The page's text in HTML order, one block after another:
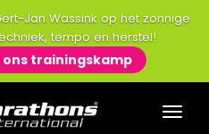
Jan Wassink op het zonnige
tempo en herstel!
trainingskamp